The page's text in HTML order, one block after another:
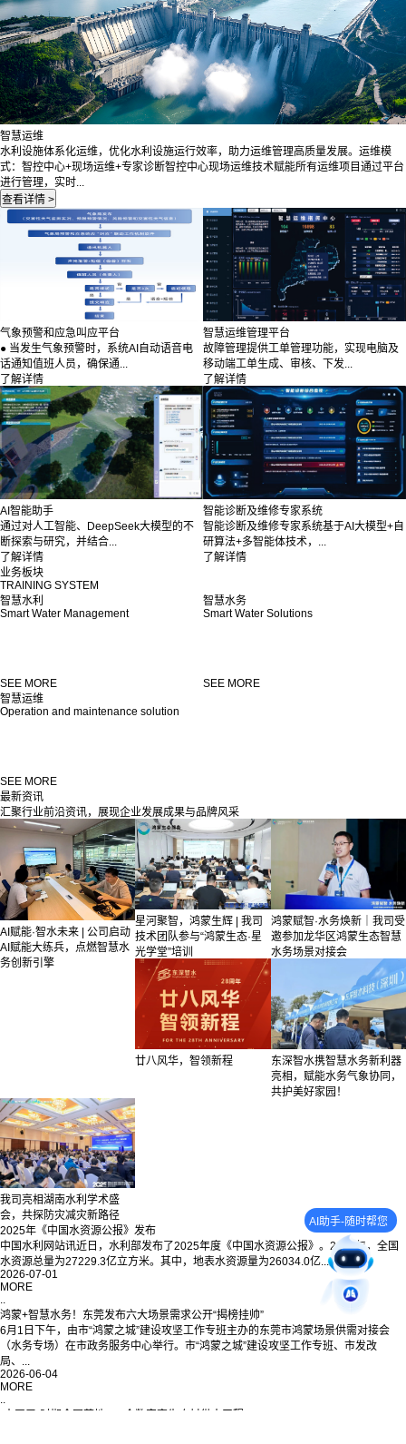
智慧运维
水利设施体系化运维，优化水利设施运行效率，助力运维管理高质量发展。运维模
式：智控中心+现场运维+专家诊断智控中心现场运维技术赋能所有运维项目通过平台
进行管理，实时...
气象预警和应急叫应平台
● 当发生气象预警时，系统AI自动语音电
话通知值班人员，确保通...
了解详情
智慧运维管理平台
故障管理提供工单管理功能，实现电脑及
移动端工单生成、审核、下发...
了解详情
AI智能助手
通过对人工智能、DeepSeek大模型的不
断探索与研究，并结合...
了解详情
智能诊断及维修专家系统
智能诊断及维修专家系统基于AI大模型+自
研算法+多智能体技术，...
了解详情
业务板块
TRAINING SYSTEM
智慧水利
Smart Water Management
SEE MORE
智慧水务
Smart Water Solutions
SEE MORE
智慧运维
Operation and maintenance solution
SEE MORE
最新资讯
汇聚行业前沿资讯，展现企业发展成果与品牌风采
AI赋能·智水未来 | 公司启动
AI赋能大练兵，点燃智慧水
务创新引擎
星河聚智，鸿蒙生辉 | 我司
技术团队参与“鸿蒙生态·星
光学堂”培训
鸿蒙赋智·水务焕新｜我司受
邀参加龙华区鸿蒙生态智慧
水务场景对接会
廿八风华，智领新程
东深智水携智慧水务新利器
亮相，赋能水务气象协同，
共护美好家园！
我司亮相湖南水利学术盛
会，共探防灾减灾新路径
2025年《中国水资源公报》发布
中国水利网站讯近日，水利部发布了2025年度《中国水资源公报》。2025年，全国
水资源总量为27229.3亿立方米。其中，地表水资源量为26034.0亿...
2026-07-01
MORE
..
鸿蒙+智慧水务！东莞发布六大场景需求公开“揭榜挂帅”
6月1日下午，由市“鸿蒙之城”建设攻坚工作专班主办的东莞市鸿蒙场景供需对接会
（水务专场）在市政务服务中心举行。市“鸿蒙之城”建设攻坚工作专班、市发改
局、...
2026-06-04
MORE
..
AI助手-随时帮您